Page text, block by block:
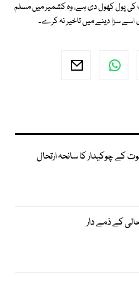
کی پول کھول دی ہے، وہ کشمیر میں مسلم
اسے سزا دینے میں تاخیر نہ کرے۔
کے چوکیدار کا سانحہ ارتحال
کے ذمے دار